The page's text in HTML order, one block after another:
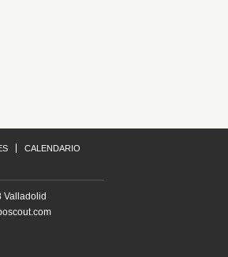
CALENDARIO
Valladolid